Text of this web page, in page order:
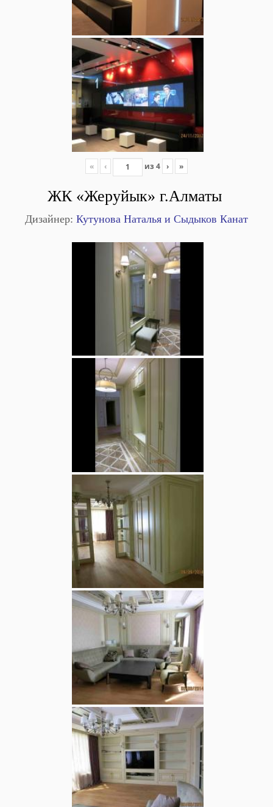
« ‹ из 4 › »
ЖК «Жеруйык» г.Алматы
Дизайнер: Кутунова Наталья и Сыдыков Канат